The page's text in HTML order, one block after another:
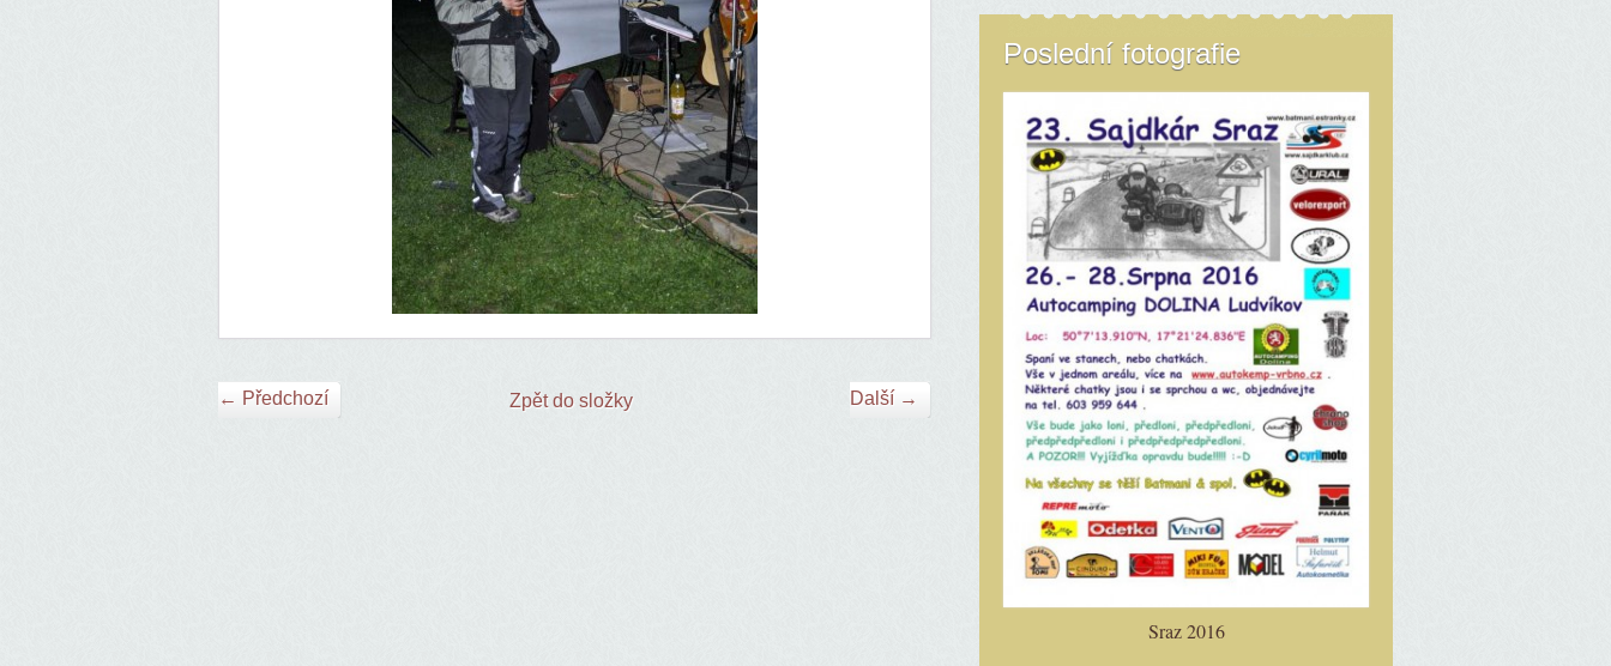
← Předchozí Další →
Zpět do složky
Poslední fotografie
Sraz 2016